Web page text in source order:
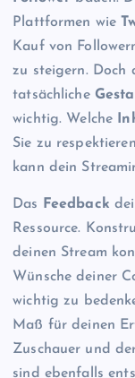
Plattformen wie
Kauf von
zu steigern. Doch
tatsächliche
wichtig. Welche
Sie zu
kann dein
Das Feedback
Ressource.
deinen Stream
Wünsche deiner
wichtig zu
Maß für deinen
Zuschauer und
sind ebenfalls